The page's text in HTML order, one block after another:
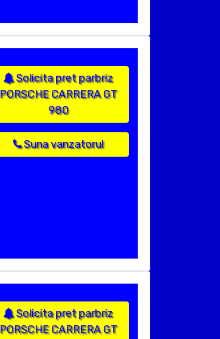
Solicita pret parbriz
PORSCHE CARRERA GT
980
Suna vanzatorul
Solicita pret parbriz
PORSCHE CARRERA GT